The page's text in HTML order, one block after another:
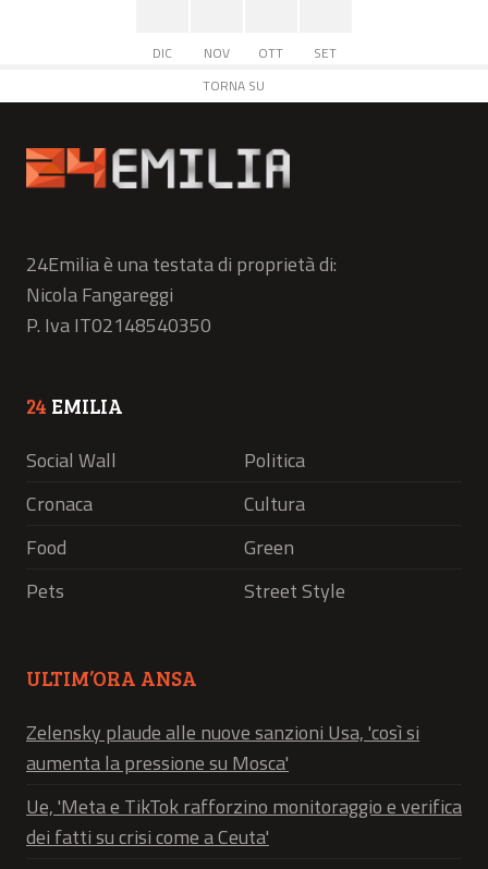
DIC NOV OTT
SET
TORNA SU
24Emilia è una testata di proprietà di:
Nicola Fangareggi
P. Iva IT02148540350
24 EMILIA
Social Wall
Politica
Cronaca
Cultura
Food
Green
Pets
Street Style
ULTIM’ORA ANSA
Zelensky plaude alle nuove sanzioni Usa, 'così si
aumenta la pressione su Mosca'
Ue, 'Meta e TikTok rafforzino monitoraggio e verifica
dei fatti su crisi come a Ceuta'